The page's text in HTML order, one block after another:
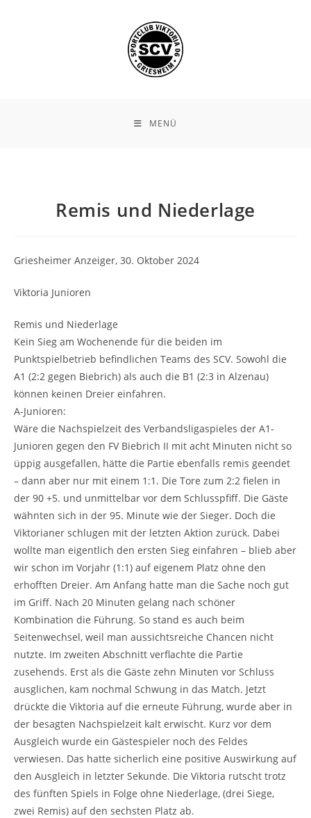
MENÜ
Remis und Niederlage
Griesheimer Anzeiger, 30. Oktober 2024
Viktoria Junioren
Remis und Niederlage
Kein Sieg am Wochenende für die beiden im
Punktspielbetrieb befindlichen Teams des SCV. Sowohl die
A1 (2:2 gegen Biebrich) als auch die B1 (2:3 in Alzenau)
können keinen Dreier einfahren.
A-Junioren:
Wäre die Nachspielzeit des Verbandsligaspieles der A1-
Junioren gegen den FV Biebrich II mit acht Minuten nicht so
üppig ausgefallen, hätte die Partie ebenfalls remis geendet
– dann aber nur mit einem 1:1. Die Tore zum 2:2 fielen in
der 90 +5. und unmittelbar vor dem Schlusspfiff. Die Gäste
wähnten sich in der 95. Minute wie der Sieger. Doch die
Viktorianer schlugen mit der letzten Aktion zurück. Dabei
wollte man eigentlich den ersten Sieg einfahren – blieb aber
wir schon im Vorjahr (1:1) auf eigenem Platz ohne den
erhofften Dreier. Am Anfang hatte man die Sache noch gut
im Griff. Nach 20 Minuten gelang nach schöner
Kombination die Führung. So stand es auch beim
Seitenwechsel, weil man aussichtsreiche Chancen nicht
nutzte. Im zweiten Abschnitt verflachte die Partie
zusehends. Erst als die Gäste zehn Minuten vor Schluss
ausglichen, kam nochmal Schwung in das Match. Jetzt
drückte die Viktoria auf die erneute Führung, wurde aber in
der besagten Nachspielzeit kalt erwischt. Kurz vor dem
Ausgleich wurde ein Gästespieler noch des Feldes
verwiesen. Das hatte sicherlich eine positive Auswirkung auf
den Ausgleich in letzter Sekunde. Die Viktoria rutscht trotz
des fünften Spiels in Folge ohne Niederlage, (drei Siege,
zwei Remis) auf den sechsten Platz ab.